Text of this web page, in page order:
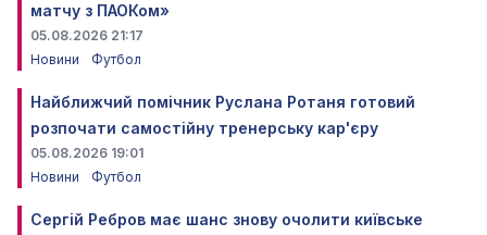
матчу з ПАОКом»
05.08.2026 21:17
Новини
Футбол
Найближчий помічник Руслана Ротаня готовий
розпочати самостійну тренерську кар'єру
05.08.2026 19:01
Новини
Футбол
Сергій Ребров має шанс знову очолити київське